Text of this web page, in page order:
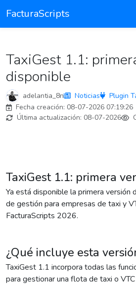
FacturaScripts
TaxiGest 1.1:
disponible
adelantia_8n Noticias
Plugin
Fecha creación: 08-07-2026 07:19:26
Última actualización: 08-07-2026
TaxiGest 1.1: primera
Ya está disponible la primera versión
de gestión para empresas de taxi y
FacturaScripts 2026.
¿Qué incluye esta
TaxiGest 1.1 incorpora todas las
para gestionar una flota de taxi o